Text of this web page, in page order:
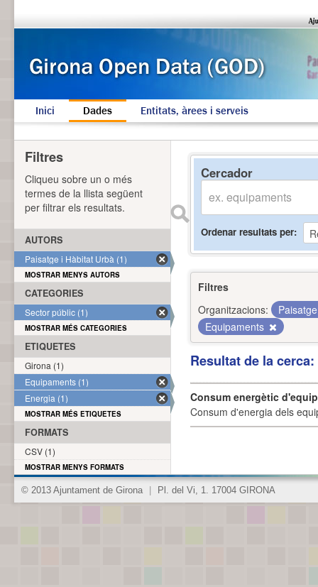
Inici Dades Entitats, àrees i serveis
Cercador
Ordenar resultats per
Filtres
Organitzacions:
Equipaments
Resultat de la
Consum energètic
Consum d'energia dels
Filtres
Cliqueu sobre un o més
termes de la llista següent
per filtrar els resultats.
AUTORS
Paisatge i Hàbitat Urbà (1)
MOSTRAR MENYS AUTORS
CATEGORIES
Sector públic (1)
MOSTRAR MÉS CATEGORIES
ETIQUETES
Girona (1)
Equipaments (1)
Energia (1)
MOSTRAR MÉS ETIQUETES
FORMATS
CSV (1)
MOSTRAR MENYS FORMATS
© 2013 Ajuntament de Girona Pl. del Vi, 1. 17004 GIRONA